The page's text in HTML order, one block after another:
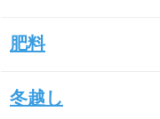
肥料
冬越し